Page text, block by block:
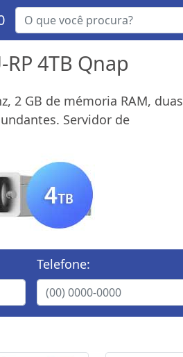
RP 4TB Qnap
2 GB de mémoria RAM, duas
Servidor de
Telefone: